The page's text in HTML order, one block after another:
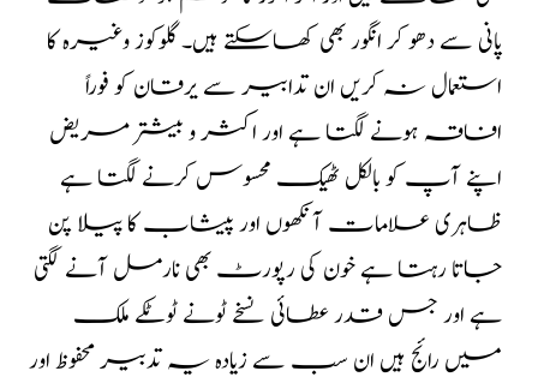
پانی سے دھو کر انگور بھی کھاسکتے ہیں۔ گلوکوز وغیرہ کا
استعمال نہ کریں ان تدابیر سے یرقان کو فوراً
افاقہ ہونے لگتا ہے اور اکثر و بیشتر مریض
اپنے آپ کو بالکل ٹھیک محسوس کرنے لگتا ہے
ظاہری علامات آنکھوں اور پیشاب کا پیلا پن
جاتا رہتا ہے خون کی رپورٹ بھی نارمل آنے لگتی
ہے اور جس قدر عطائی نسخے ٹونے ٹوٹکے ملک
میں رائج ہیں ان سب سے زیادہ یہ تدبیر محفوظ اور